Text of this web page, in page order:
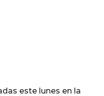
este lunes en la